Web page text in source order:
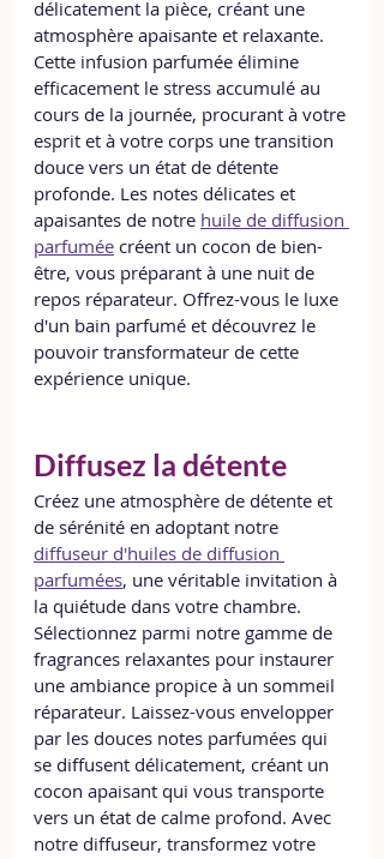
délicatement la pièce, créant une
atmosphère apaisante et relaxante.
Cette infusion parfumée élimine
efficacement le stress accumulé au
cours de la journée, procurant à votre
esprit et à votre corps une transition
douce vers un état de détente
profonde. Les notes délicates et
apaisantes de notre huile de diffusion
parfumée créent un cocon de bien-
être, vous préparant à une nuit de
repos réparateur. Offrez-vous le luxe
d'un bain parfumé et découvrez le
pouvoir transformateur de cette
expérience unique.
Diffusez la détente
Créez une atmosphère de détente et
de sérénité en adoptant notre
diffuseur d'huiles de diffusion
parfumées, une véritable invitation à
la quiétude dans votre chambre.
Sélectionnez parmi notre gamme de
fragrances relaxantes pour instaurer
une ambiance propice à un sommeil
réparateur. Laissez-vous envelopper
par les douces notes parfumées qui
se diffusent délicatement, créant un
cocon apaisant qui vous transporte
vers un état de calme profond. Avec
notre diffuseur, transformez votre